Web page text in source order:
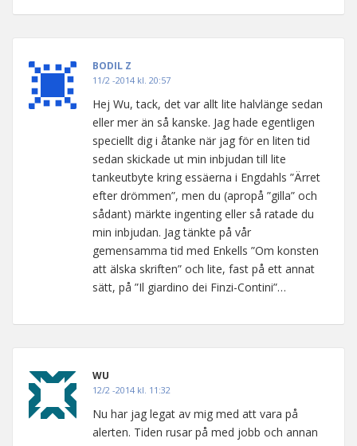
BODIL Z
11/2 -2014 kl. 20:57
Hej Wu, tack, det var allt lite halvlänge sedan
eller mer än så kanske. Jag hade egentligen
speciellt dig i åtanke när jag för en liten tid
sedan skickade ut min inbjudan till lite
tankeutbyte kring essäerna i Engdahls ”Ärret
efter drömmen”, men du (apropå ”gilla” och
sådant) märkte ingenting eller så ratade du
min inbjudan. Jag tänkte på vår
gemensamma tid med Enkells ”Om konsten
att älska skriften” och lite, fast på ett annat
sätt, på ”Il giardino dei Finzi-Contini”…
WU
12/2 -2014 kl. 11:32
Nu har jag legat av mig med att vara på
alerten. Tiden rusar på med jobb och annan